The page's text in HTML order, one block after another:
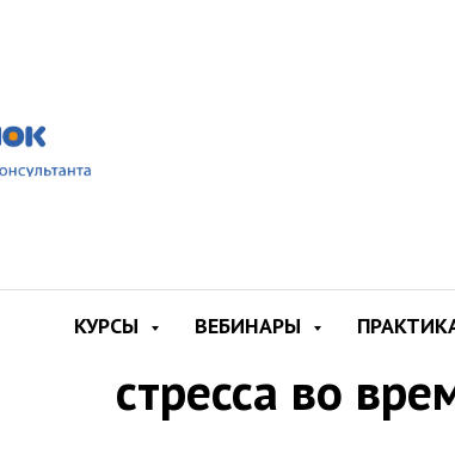
КУРСЫ ВЕБИНАРЫ
Материнский уход
стресса во